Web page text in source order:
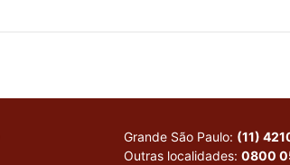
Grande São Paulo: (11)
Outras localidades: 0800